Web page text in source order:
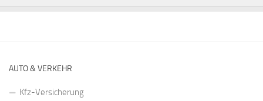
AUTO & VERKEHR
Kfz-Versicherung